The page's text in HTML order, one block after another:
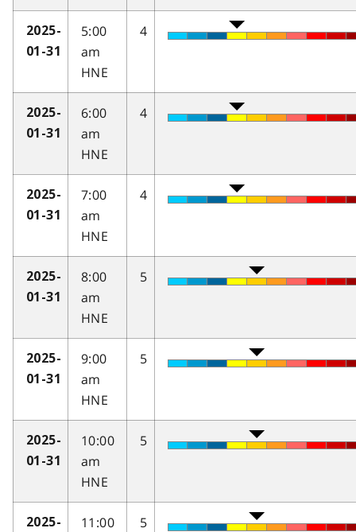
2025-
01-31
5:00
am
HNE
4
2025-
01-31
6:00
am
HNE
4
2025-
01-31
7:00
am
HNE
4
2025-
01-31
8:00
am
HNE
5
2025-
01-31
9:00
am
HNE
5
2025-
01-31
10:00
am
HNE
5
2025-
11:00
5